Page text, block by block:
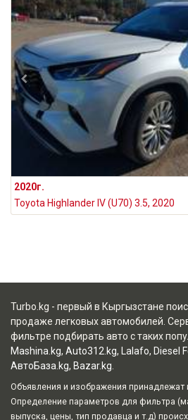
2020г.
Toyota Highlander IV (U70) 3.5, 2020
Turbo.kg - первый в Кыргызстане
продаже легковых автомобилей.
фильтре подбирать авто с таких
Mashina.kg, Auto312.kg, Lalafo, Diesel
АвтоБаза.kg, Bazar.kg
Объявления и изображения
Определение параметров для фильтра
выпуска, цены, тип продавца и т.д)